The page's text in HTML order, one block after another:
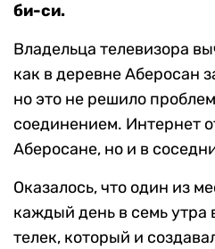
би-си.
Владельца телевизора
как в деревне Аберосан
но это не решило
соединением. Интернет
Аберосане, но и в
Оказалось, что один из
каждый день в семь утра
телек, который и